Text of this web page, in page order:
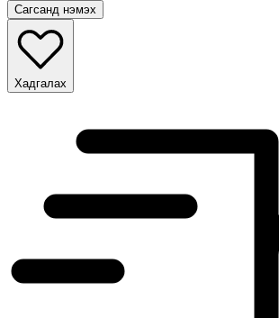
Сагсанд нэмэх
Хадгалах